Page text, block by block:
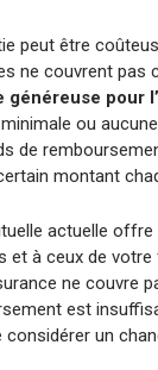
peut être
ne couvrent pas
généreuse pour
ou
de
montant
actuelle offre
et à ceux de votre
ne couvre
est
considérer un